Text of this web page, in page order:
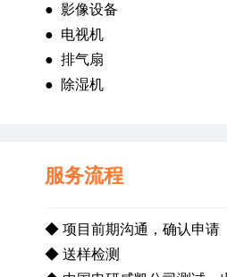
● 影像设备
● 电视机
● 排气扇
●
除湿机
服务流程
◆ 项目前期沟通，确认申请
◆ 送样检测